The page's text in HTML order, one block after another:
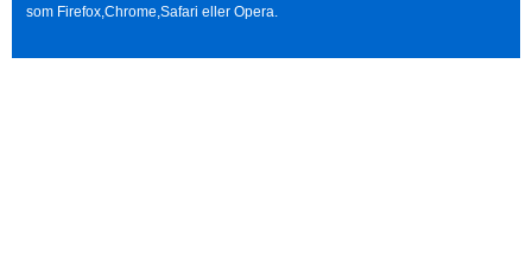
som Firefox,Chrome,Safari eller Opera.